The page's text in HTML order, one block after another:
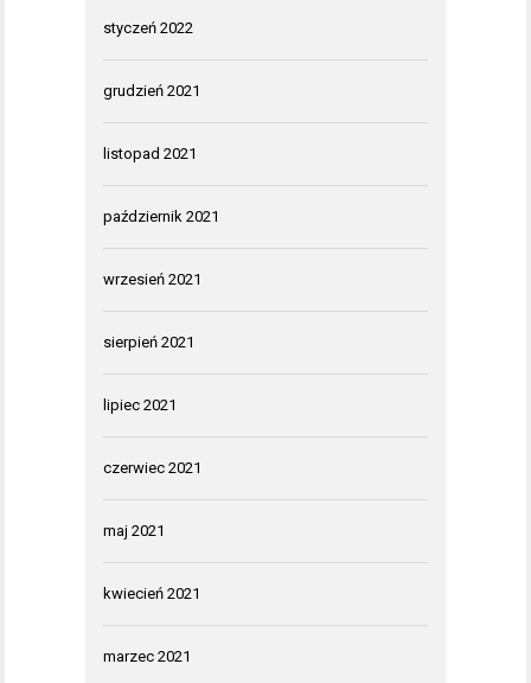
styczeń 2022
grudzień 2021
listopad 2021
październik 2021
wrzesień 2021
sierpień 2021
lipiec 2021
czerwiec 2021
maj 2021
kwiecień 2021
marzec 2021